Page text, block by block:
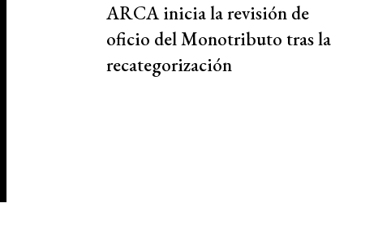
ARCA inicia la revisión de
oficio del Monotributo tras la
recategorización